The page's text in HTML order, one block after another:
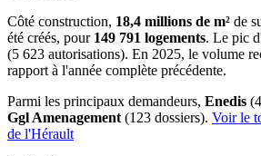
Côté construction, 18,4 millions de m² de
été créés, pour 149 791 logements. Le pic
(5 623 autorisations). En 2025, le volume
rapport à l'année complète précédente.
Parmi les principaux demandeurs, Enedis
Ggl Amenagement(123 dossiers). Voir le
de l'Hérault